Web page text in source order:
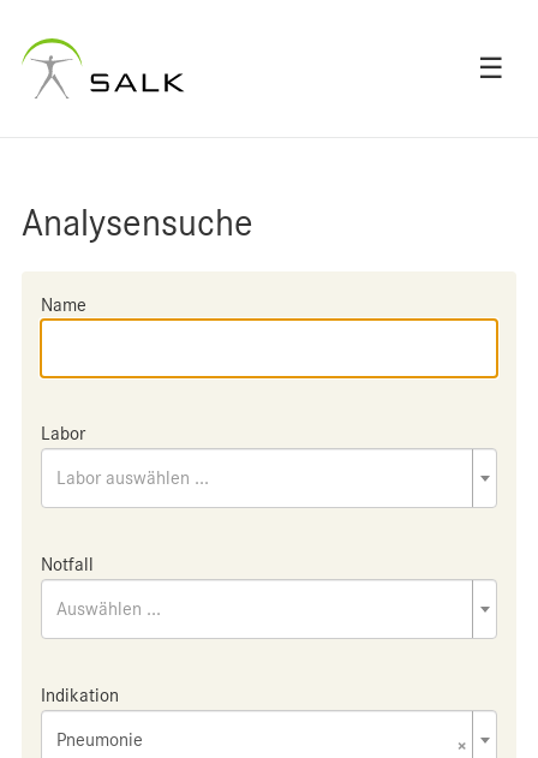
☰
Analysensuche
Name
Labor
Labor auswählen ...
Notfall
Auswählen ...
Indikation
×
Pneumonie